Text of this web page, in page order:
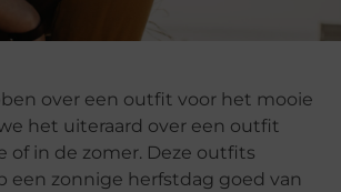
over een outfit voor het mooie
het uiteraard over een outfit
of in de zomer. Deze outfits
een zonnige herfstdag goed van